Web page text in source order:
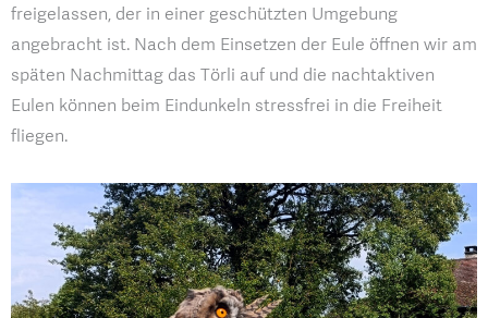
freigelassen, der in einer geschützten Umgebung
angebracht ist. Nach dem Einsetzen der Eule öffnen wir am
späten Nachmittag das Törli auf und die nachtaktiven
Eulen können beim Eindunkeln stressfrei in die Freiheit
fliegen.